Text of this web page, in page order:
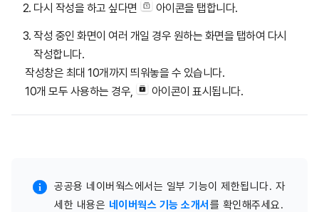
다시 작성을 하고 싶다면 아이콘을 탭합니다.
작성 중인 화면이 여러 개일 경우 원하는 화면을 탭하여 다시
작성합니다.
작성창은 최대 10개까지 띄워놓을 수 있습니다.
10개 모두 사용하는 경우,
아이콘이 표시됩니다.
공공용 네이버웍스에서는 일부 기능이 제한됩니다. 자
세한 내용은 네이버웍스 기능 소개서 를 확인해주세요.